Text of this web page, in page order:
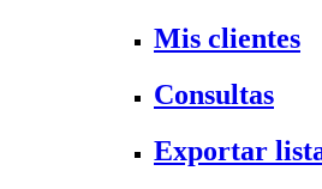
Mis clientes
Consultas
Exportar